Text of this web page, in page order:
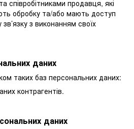
співробітниками продавця, які
обробку та/або мають доступ
з виконанням своїх
даних
таких баз персональних даних:
контрагентів.
даних